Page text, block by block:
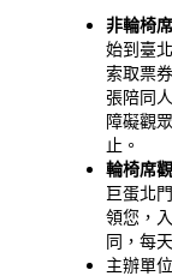
非輪椅
始到臺
索取票
張陪同
障礙觀
止。
輪椅席
巨蛋北
領您，
同，每
主辦單